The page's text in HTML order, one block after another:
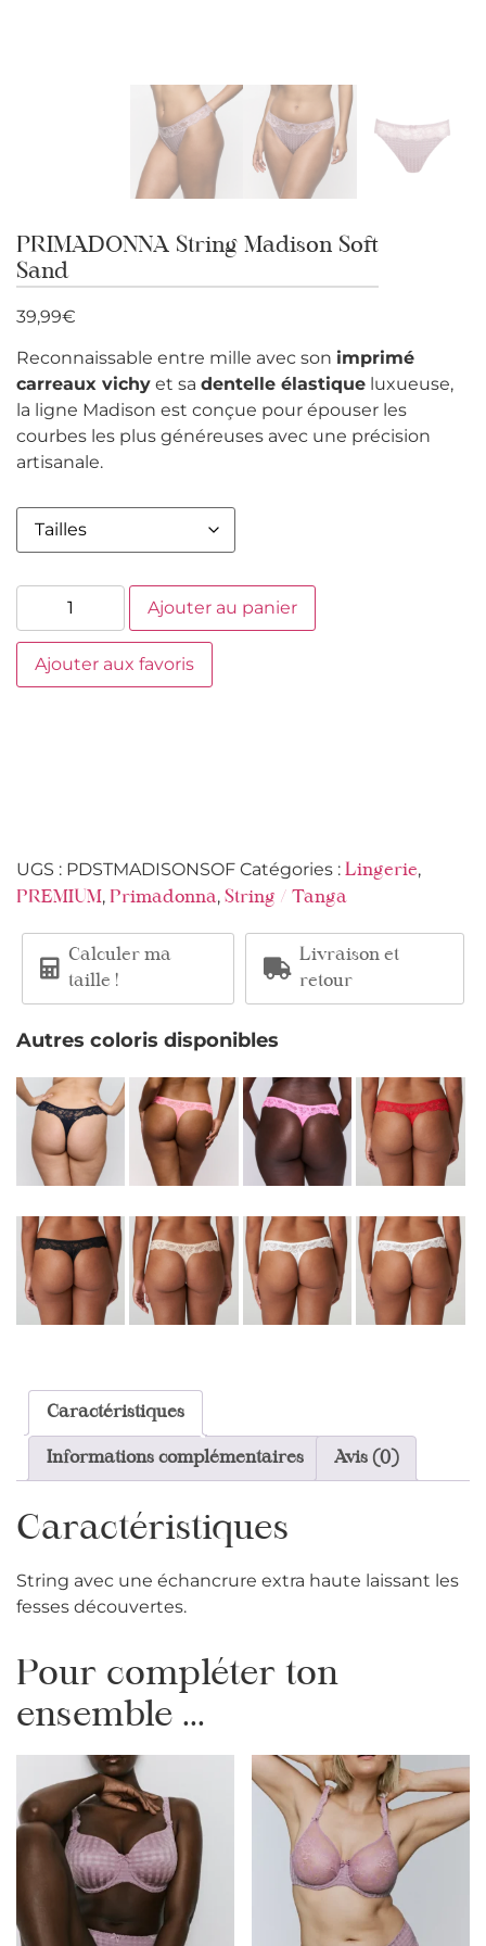
PRIMADONNA String Madison Soft
Sand
39,99€
Reconnaissable entre mille avec son imprimé
carreaux vichy et sa dentelle élastique luxueuse,
la ligne Madison est conçue pour épouser les
courbes les plus généreuses avec une précision
artisanale.
Ajouter au panier
Ajouter aux favoris
UGS : PDSTMADISONSOF Catégories : Lingerie,
PREMIUM, Primadonna, String / Tanga
Calculer ma
taille !
Livraison et
retour
Autres coloris disponibles
Caractéristiques
Informations complémentaires Avis (0)
Caractéristiques
String avec une échancrure extra haute laissant les
fesses découvertes.
Pour compléter ton
ensemble ...